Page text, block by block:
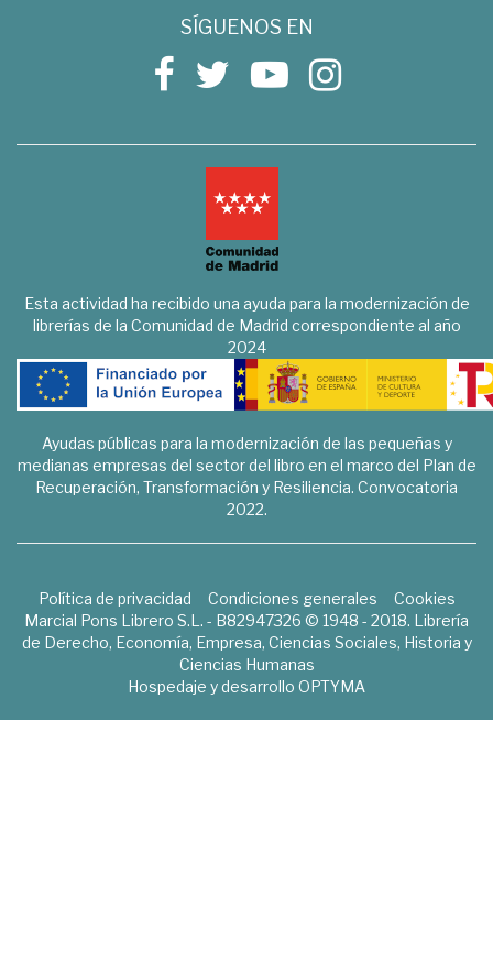
SÍGUENOS EN
Esta actividad ha recibido una ayuda para la modernización de
librerías de la Comunidad de Madrid correspondiente al año
2024
Ayudas públicas para la modernización de las pequeñas y
medianas empresas del sector del libro en el marco del Plan de
Recuperación, Transformación y Resiliencia. Convocatoria
2022.
Política de privacidad Condiciones generales
Cookies
Marcial Pons Librero S.L. - B82947326 © 1948 - 2018. Librería
de Derecho, Economía, Empresa, Ciencias Sociales, Historia y
Ciencias Humanas
Hospedaje y desarrollo OPTYMA